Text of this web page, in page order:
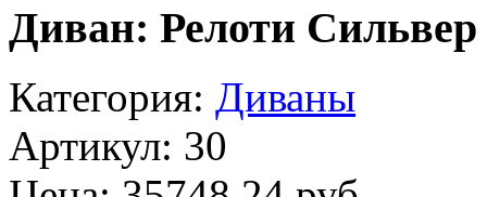
Диван: Релоти Сильвер
Категория: Диваны
Артикул: 30